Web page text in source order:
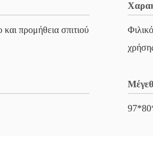
και προμήθεια σπιτιού